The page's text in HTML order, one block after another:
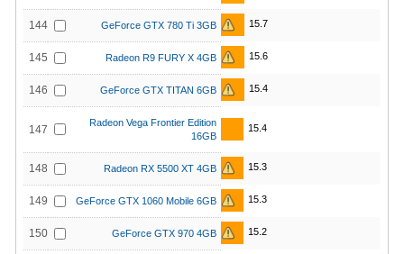
144 GeForce GTX 780 Ti 3GB 15.7
145 Radeon R9 FURY X 4GB 15.6
146 GeForce GTX TITAN 6GB 15.4
147
Radeon Vega Frontier Edition
16GB
15.4
148 Radeon RX 5500 XT 4GB 15.3
149 GeForce GTX 1060 Mobile 6GB 15.3
150 GeForce GTX 970 4GB 15.2